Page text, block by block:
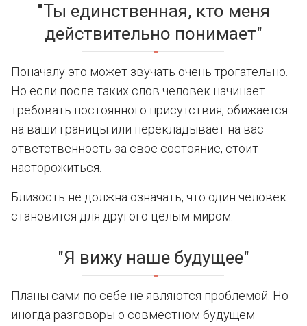
"Ты единственная, кто меня
действительно понимает"
Поначалу это может звучать очень трогательно.
Но если после таких слов человек начинает
требовать постоянного присутствия, обижается
на ваши границы или перекладывает на вас
ответственность за свое состояние, стоит
насторожиться.
Близость не должна означать, что один человек
становится для другого целым миром.
"Я вижу наше будущее"
Планы сами по себе не являются проблемой. Но
иногда разговоры о совместном будущем